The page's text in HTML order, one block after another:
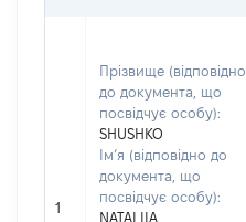
1
Прізвище (відповідно
до документа, що
посвідчує особу):
SHUSHKO
Ім’я (відповідно до
документа, що
посвідчує особу):
NATALIIA